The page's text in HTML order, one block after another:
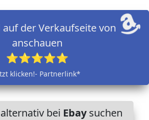
der Verkaufseite von
anschauen
⭐⭐⭐⭐⭐
klicken!- Partnerlink*
bei Ebaysuchen